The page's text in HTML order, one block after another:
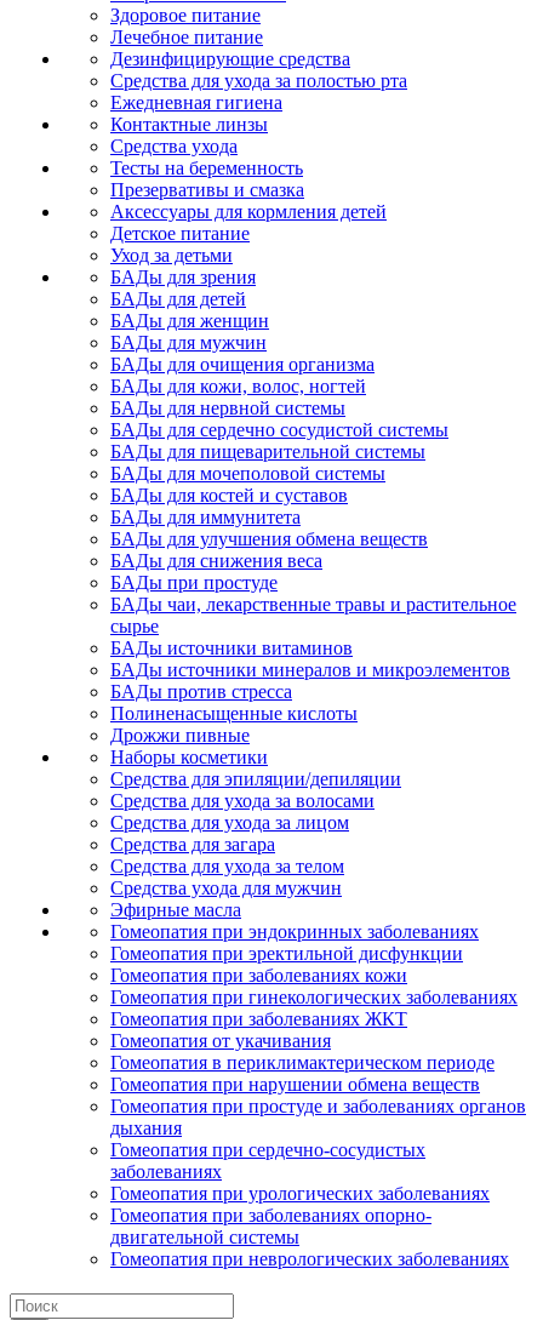
Здоровое питание
Лечебное питание
Дезинфицирующие средства
Средства для ухода за полостью рта
Ежедневная гигиена
Контактные линзы
Средства ухода
Тесты на беременность
Презервативы и смазка
Аксессуары для кормления детей
Детское питание
Уход за детьми
БАДы для зрения
БАДы для детей
БАДы для женщин
БАДы для мужчин
БАДы для очищения организма
БАДы для кожи, волос, ногтей
БАДы для нервной системы
БАДы для сердечно сосудистой системы
БАДы для пищеварительной системы
БАДы для мочеполовой системы
БАДы для костей и суставов
БАДы для иммунитета
БАДы для улучшения обмена веществ
БАДы для снижения веса
БАДы при простуде
БАДы чаи, лекарственные травы и растительное
сырье
БАДы источники витаминов
БАДы источники минералов и микроэлементов
БАДы против стресса
Полиненасыщенные кислоты
Дрожжи пивные
Наборы косметики
Средства для эпиляции/депиляции
Средства для ухода за волосами
Средства для ухода за лицом
Средства для загара
Средства для ухода за телом
Средства ухода для мужчин
Эфирные масла
Гомеопатия при эндокринных заболеваниях
Гомеопатия при эректильной дисфункции
Гомеопатия при заболеваниях кожи
Гомеопатия при гинекологических заболеваниях
Гомеопатия при заболеваниях ЖКТ
Гомеопатия от укачивания
Гомеопатия в периклимактерическом периоде
Гомеопатия при нарушении обмена веществ
Гомеопатия при простуде и заболеваниях органов
дыхания
Гомеопатия при сердечно-сосудистых
заболеваниях
Гомеопатия при урологических заболеваниях
Гомеопатия при заболеваниях опорно-
двигательной системы
Гомеопатия при неврологических заболеваниях